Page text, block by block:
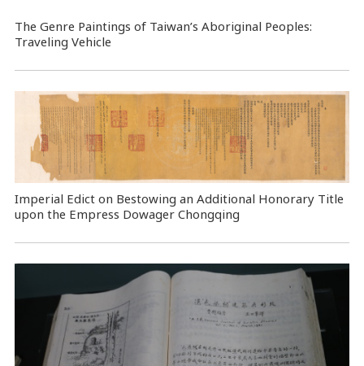
The Genre Paintings of Taiwan’s Aboriginal Peoples:
Traveling Vehicle
Imperial Edict on Bestowing an Additional Honorary Title
upon the Empress Dowager Chongqing